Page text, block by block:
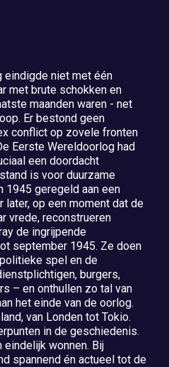
eindigde niet met één
met brute schokken en
maanden waren - net
Er bestond geen
conflict op zovele fronten
Eerste Wereldoorlog had
een doordacht
is voor duurzame
1945 geregeld aan een
later, op een moment dat de
vrede, reconstrueren
de ingrijpende
september 1945. Ze doen
spel en de
burgers,
– en onthullen zo tal van
het einde van de oorlog.
van Londen tot Tokio.
in de geschiedenis.
wonnen. Bij
spannend én actueel tot de